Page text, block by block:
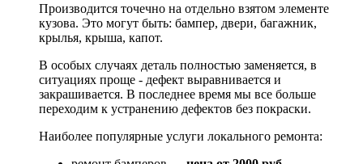
Производится точечно на отдельно взятом элементе
кузова. Это могут быть: бампер, двери, багажник,
крылья, крыша, капот.
В особых случаях деталь полностью заменяется, в
ситуациях проще - дефект выравнивается и
закрашивается. В последнее время мы все больше
переходим к устранению дефектов без покраски.
Наиболее популярные услуги локального ремонта: